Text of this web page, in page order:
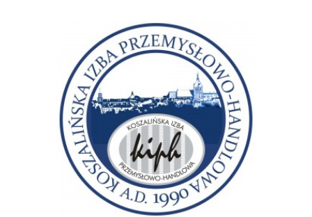
Koszalińska izba przemysłowo-handlowa